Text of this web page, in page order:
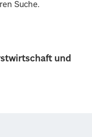
und
Suche.